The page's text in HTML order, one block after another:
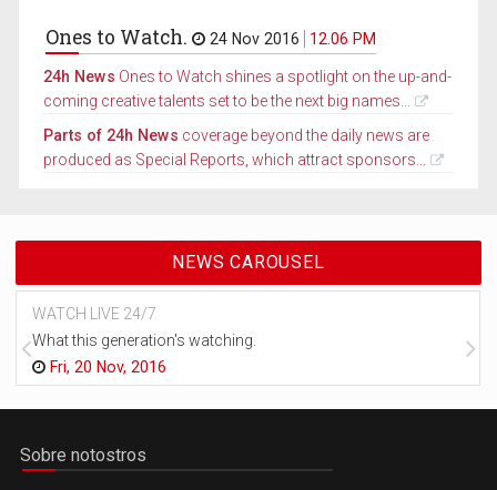
Ones to Watch. 24 Nov 2016 12.06 PM
24h News Ones to Watch shines a spotlight on the up-and-
coming creative talents set to be the next big names...
Parts of 24h News coverage beyond the daily news are
produced as Special Reports, which attract sponsors...
NEWS CAROUSEL
WATCH LIVE 24/7
What this generation's watching.
Fri, 20 Nov, 2016
Sobre notostros